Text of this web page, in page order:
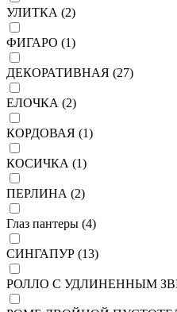
УЛИТКА (2)
ФИГАРО (1)
ДЕКОРАТИВНАЯ (27)
ЕЛОЧКА (2)
КОРДОВАЯ (1)
КОСИЧКА (1)
ПЕРЛИНА (2)
Глаз пантеры (4)
СИНГАПУР (13)
РОЛЛО С УДЛИНЕННЫМ